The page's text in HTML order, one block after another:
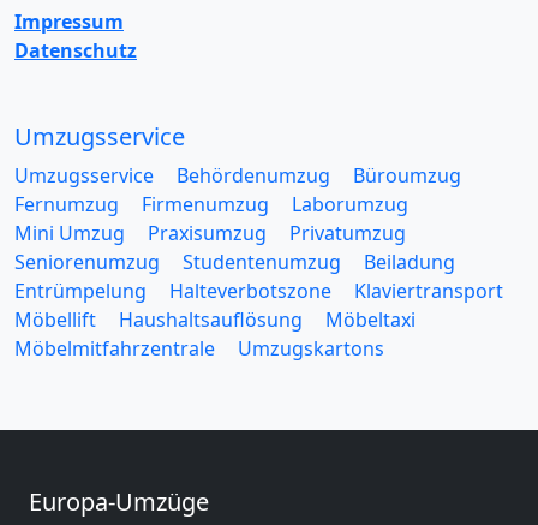
Impressum
Datenschutz
Umzugsservice
Umzugsservice Behördenumzug
Büroumzug
Fernumzug
Firmenumzug
Laborumzug
Mini Umzug
Praxisumzug
Privatumzug
Seniorenumzug
Studentenumzug
Beiladung
Entrümpelung
Halteverbotszone
Klaviertransport
Möbellift
Haushaltsauflösung
Möbeltaxi
Möbelmitfahrzentrale
Umzugskartons
Europa-Umzüge